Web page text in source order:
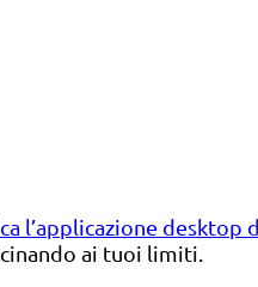
l’applicazione desktop
ai tuoi limiti.